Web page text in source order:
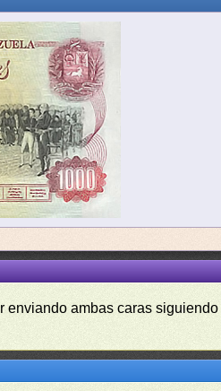
ambas caras